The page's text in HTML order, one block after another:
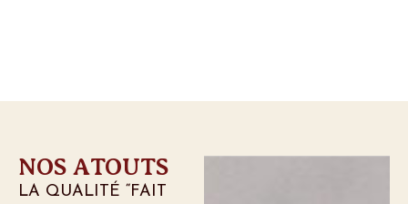
NOS ATOUTS
LA QUALITÉ “FAIT